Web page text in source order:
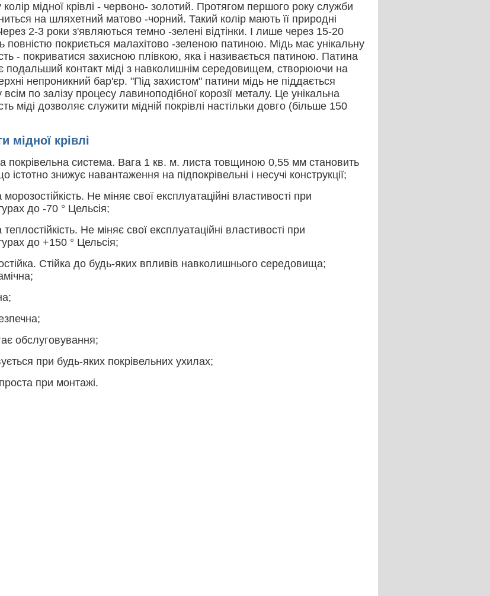
колір мідної крівлі - червоно- золотий. Протягом першого року служби
на шляхетний матово -чорний. Такий колір мають її природні
2-3 роки з'являються темно -зелені відтінки. І лише через 15-20
повністю покриється малахітово -зеленою патиною. Мідь має унікальну
- покриватися захисною плівкою, яка і називається патиною. Патина
подальший контакт міді з навколишнім середовищем, створюючи на
непроникний бар'єр. "Під захистом" патини мідь не піддається
по залізу процесу лавиноподібної корозії металу. Це унікальна
міді дозволяє служити мідній покрівлі настільки довго (більше 150
мідної крівлі
покрівельна система. Вага 1 кв. м. листа товщиною 0,55 мм становить
істотно знижує навантаження на підпокрівельні і несучі конструкції;
Не міняє свої експлуатаційні властивості при
до -70 ° Цельсія;
Не міняє свої експлуатаційні властивості при
до +150 ° Цельсія;
Стійка до будь-яких впливів навколишнього середовища;
обслуговування;
при будь-яких покрівельних ухилах;
при монтажі.